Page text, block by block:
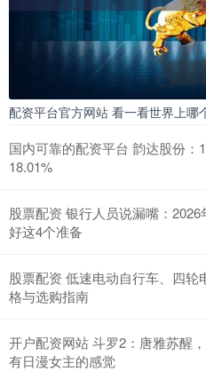
配资平台官方网站 看一看世界上哪
国内可靠的配资平台 韵达股份
18.01%
股票配资 银行人员说漏嘴：
好这4个准备
股票配资 低速电动自行车、四
格与选购指南
开户配资网站 斗罗2：唐雅苏醒
有日漫女主的感觉